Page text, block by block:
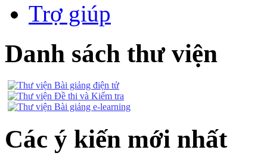
Trợ giúp
Danh sách thư viện
Các ý kiến mới nhất